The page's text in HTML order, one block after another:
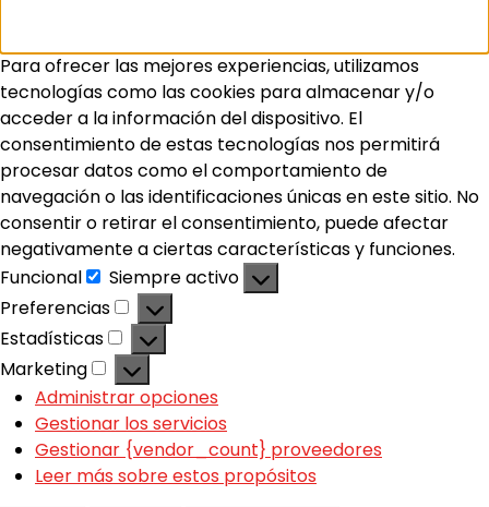
Para ofrecer las mejores experiencias, utilizamos
tecnologías como las cookies para almacenar y/o
acceder a la información del dispositivo. El
consentimiento de estas tecnologías nos permitirá
procesar datos como el comportamiento de
navegación o las identificaciones únicas en este sitio. No
consentir o retirar el consentimiento, puede afectar
negativamente a ciertas características y funciones.
Funcional
Siempre activo
Preferencias
Estadísticas
Marketing
Administrar opciones
Gestionar los servicios
Gestionar {vendor_count} proveedores
Leer más sobre estos propósitos